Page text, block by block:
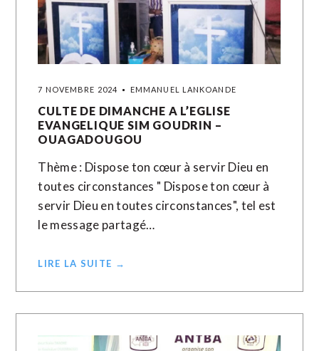
7 NOVEMBRE 2024 EMMANUEL LANKOANDE
CULTE DE DIMANCHE A L’EGLISE
EVANGELIQUE SIM GOUDRIN –
OUAGADOUGOU
Thème : Dispose ton cœur à servir Dieu en
toutes circonstances " Dispose ton cœur à
servir Dieu en toutes circonstances", tel est
le message partagé…
LIRE LA SUITE →